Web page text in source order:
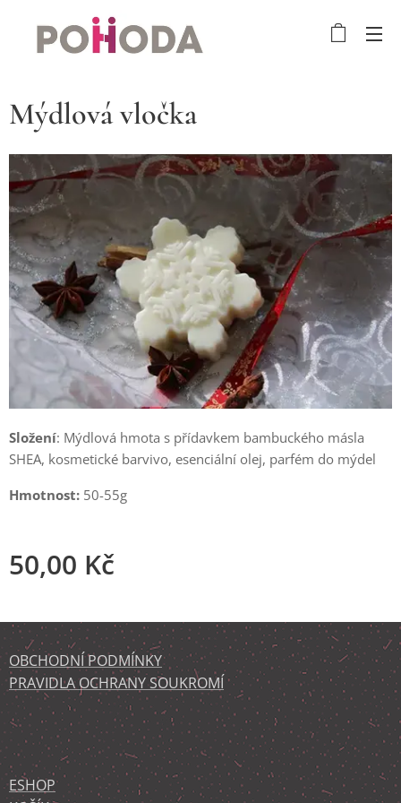
Mýdlová vločka
Složení: Mýdlová hmota s přídavkem bambuckého másla
SHEA, kosmetické barvivo, esenciální olej, parfém do mýdel
Hmotnost: 50-55g
50,00 Kč
OBCHODNÍ PODMÍNKY
PRAVIDLA OCHRANY SOUKROMÍ
ESHOP